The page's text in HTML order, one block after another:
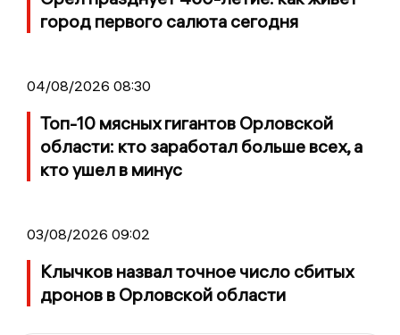
город первого салюта сегодня
04/08/2026 08:30
Топ-10 мясных гигантов Орловской
области: кто заработал больше всех, а
кто ушел в минус
03/08/2026 09:02
Клычков назвал точное число сбитых
дронов в Орловской области